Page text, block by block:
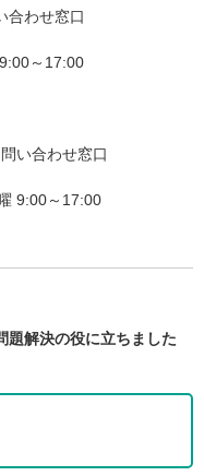
合わせ窓口
～17:00
い合わせ窓口
9:00～17:00
題解決の役に立ちました